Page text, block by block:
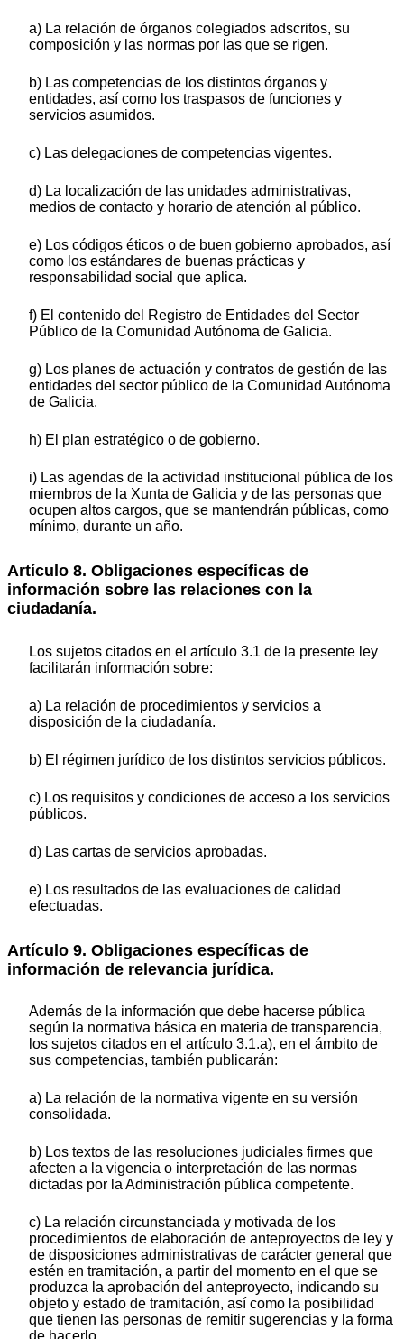
a) La relación de órganos colegiados adscritos, su
composición y las normas por las que se rigen.
b) Las competencias de los distintos órganos y
entidades, así como los traspasos de funciones y
servicios asumidos.
c) Las delegaciones de competencias vigentes.
d) La localización de las unidades administrativas,
medios de contacto y horario de atención al público.
e) Los códigos éticos o de buen gobierno aprobados, así
como los estándares de buenas prácticas y
responsabilidad social que aplica.
f) El contenido del Registro de Entidades del Sector
Público de la Comunidad Autónoma de Galicia.
g) Los planes de actuación y contratos de gestión de las
entidades del sector público de la Comunidad Autónoma
de Galicia.
h) El plan estratégico o de gobierno.
i) Las agendas de la actividad institucional pública de los
miembros de la Xunta de Galicia y de las personas que
ocupen altos cargos, que se mantendrán públicas, como
mínimo, durante un año.
Artículo 8. Obligaciones específicas de
información sobre las relaciones con la
ciudadanía.
Los sujetos citados en el artículo 3.1 de la presente ley
facilitarán información sobre:
a) La relación de procedimientos y servicios a
disposición de la ciudadanía.
b) El régimen jurídico de los distintos servicios públicos.
c) Los requisitos y condiciones de acceso a los servicios
públicos.
d) Las cartas de servicios aprobadas.
e) Los resultados de las evaluaciones de calidad
efectuadas.
Artículo 9. Obligaciones específicas de
información de relevancia jurídica.
Además de la información que debe hacerse pública
según la normativa básica en materia de transparencia,
los sujetos citados en el artículo 3.1.a), en el ámbito de
sus competencias, también publicarán:
a) La relación de la normativa vigente en su versión
consolidada.
b) Los textos de las resoluciones judiciales firmes que
afecten a la vigencia o interpretación de las normas
dictadas por la Administración pública competente.
c) La relación circunstanciada y motivada de los
procedimientos de elaboración de anteproyectos de ley y
de disposiciones administrativas de carácter general que
estén en tramitación, a partir del momento en el que se
produzca la aprobación del anteproyecto, indicando su
objeto y estado de tramitación, así como la posibilidad
que tienen las personas de remitir sugerencias y la forma
de hacerlo.